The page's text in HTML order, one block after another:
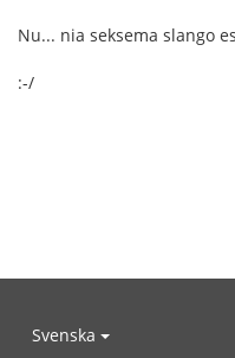
Nu... nia seksema slango
:-/
Svenska